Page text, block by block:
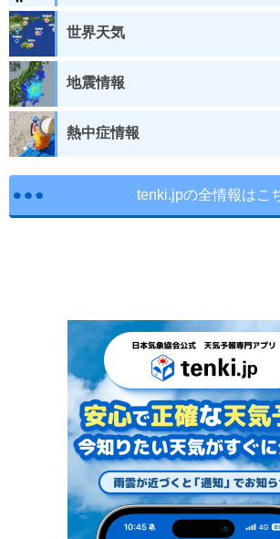
世界天気
地震情報
熱中症情報
tenki.jpの全情報はこ